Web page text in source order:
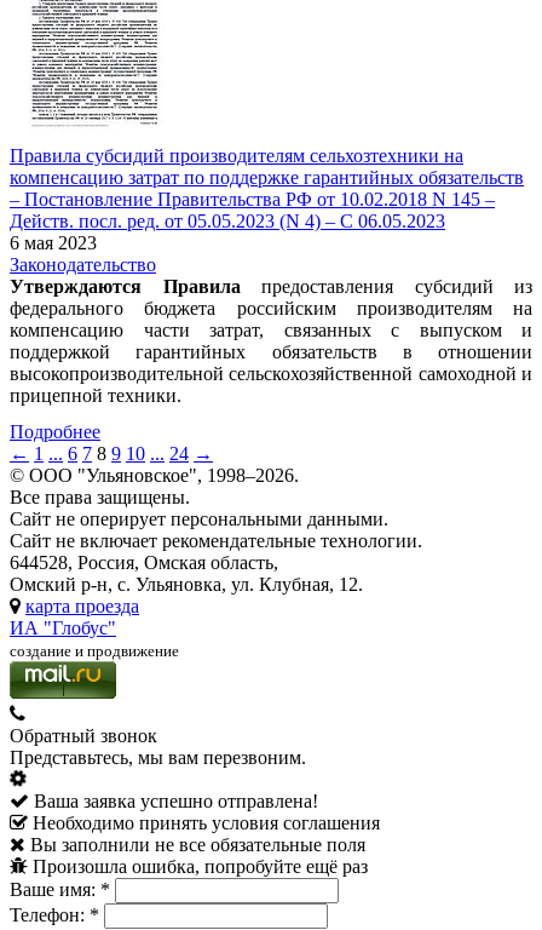
Правила субсидий производителям сельхозтехники на
компенсацию затрат по поддержке гарантийных обязательств
– Постановление Правительства РФ от 10.02.2018 N 145 –
Действ. посл. ред. от 05.05.2023 (N 4) – С 06.05.2023
6 мая 2023
Законодательство
Утверждаются Правила предоставления субсидий из
федерального бюджета российским производителям на
компенсацию части затрат, связанных с выпуском и
поддержкой гарантийных обязательств в отношении
высокопроизводительной сельскохозяйственной самоходной и
прицепной техники.
Подробнее
← 1 ... 6 7 8 9 10 ... 24 →
© ООО "Ульяновское", 1998–2026.
Все права защищены.
Сайт не оперирует персональными данными.
Сайт не включает рекомендательные технологии.
644528, Россия, Омская область,
Омский р-н, с. Ульяновка, ул. Клубная, 12.
карта проезда
ИА "Глобус"
создание и продвижение
Обратный звонок
Представьтесь, мы вам перезвоним.
Ваша заявка успешно отправлена!
Необходимо принять условия соглашения
Вы заполнили не все обязательные поля
Произошла ошибка, попробуйте ещё раз
Ваше имя: *
Телефон: *